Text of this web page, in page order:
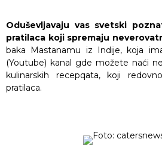
Oduševljavaju vas svetski
pratilaca koji spremaju
baka Mastanamu iz Indije, koja
(Youtube) kanal gde možete naći
kulinarskih recepqata, koji
pratilaca.